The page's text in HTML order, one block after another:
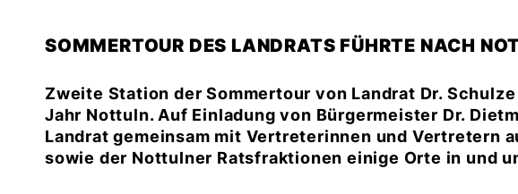
SOMMERTOUR DES LANDRATS FÜHRTE NACH
Zweite Station der Sommertour von Landrat Dr.
Jahr Nottuln. Auf Einladung von Bürgermeister Dr.
Landrat gemeinsam mit Vertreterinnen und Vertretern
sowie der Nottulner Ratsfraktionen einige Orte in und